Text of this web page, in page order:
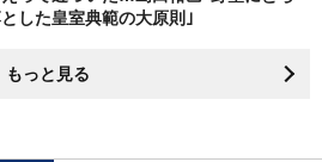
した皇室典範の大原則｣
もっと見る